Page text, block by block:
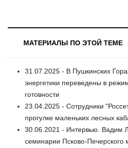
МАТЕРИАЛЫ ПО ЭТОЙ ТЕМЕ
31.07.2025 - В Пушкинских
энергетики переведены в
готовности
23.04.2025 - Сотрудники
прогулке маленьких лесных
30.06.2021 - Интервью. Вадим
семинарии Псково-